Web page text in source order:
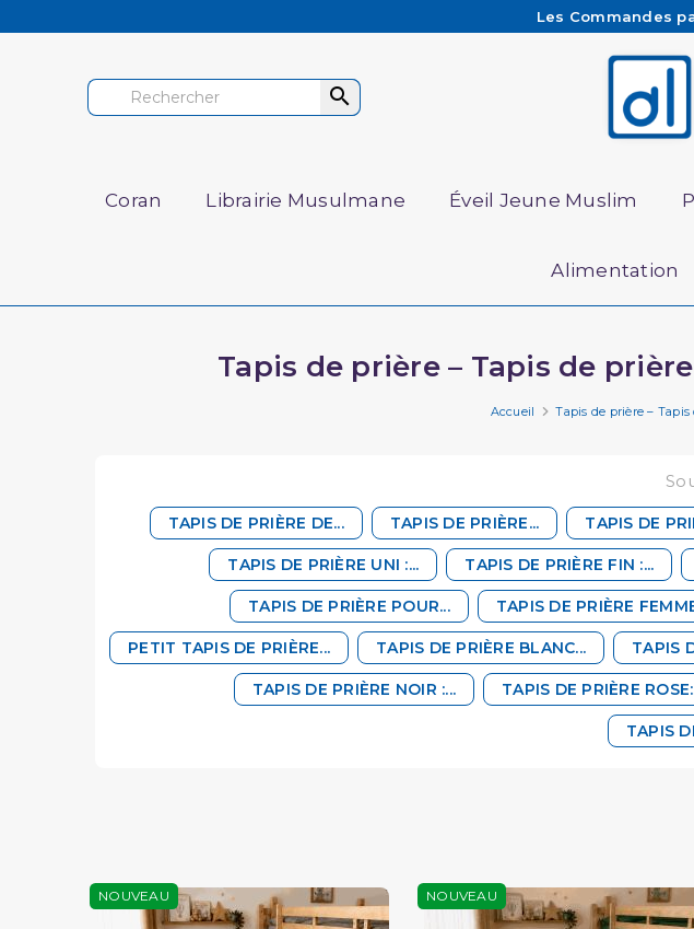
Les Commandes
Besoin
Livraison

Coran Librairie Musulmane Éveil Jeune Muslim
Alimentation
Tapis de prière – Tapis de
Accueil Tapis de prière –
TAPIS DE PRIÈRE DE... TAPIS DE PRIÈRE... TAPIS DE
TAPIS DE PRIÈRE UNI :... TAPIS DE PRIÈRE FIN :...
TAPIS DE PRIÈRE POUR... TAPIS DE PRIÈRE
PETIT TAPIS DE PRIÈRE... TAPIS DE PRIÈRE BLANC... TAPIS
TAPIS DE PRIÈRE NOIR :... TAPIS DE PRIÈRE
TAPIS
NOUVEAU NOUVEAU